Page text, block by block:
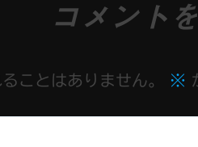
コメント
ことはありません。 ※